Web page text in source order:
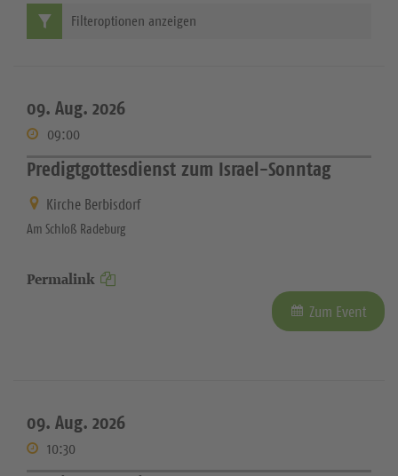
09. Aug. 2026
09:00
Predigtgottesdienst zum Israel-Sonntag
Kirche Berbisdorf
Am Schloß Radeburg
Permalink
Zum Event
09. Aug. 2026
10:30
Filteroptionen anzeigen